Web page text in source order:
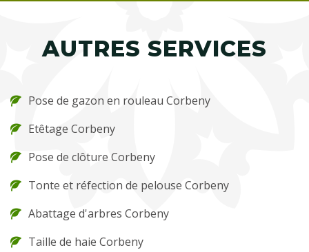
AUTRES SERVICES
Pose de gazon en rouleau Corbeny
Etêtage Corbeny
Pose de clôture Corbeny
Tonte et réfection de pelouse Corbeny
Abattage d'arbres Corbeny
Taille de haie Corbeny